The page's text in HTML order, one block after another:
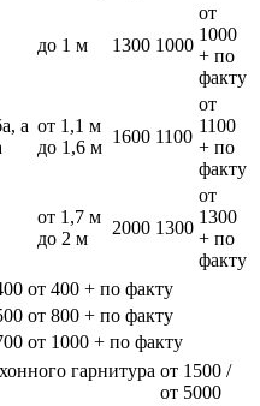
а
до 1 м 1300 1000
от
1000
+ по
факту
от 1,1 м
до 1,6 м
1600 1100
от
1100
+ по
факту
от 1,7 м
до 2 м
2000 1300
от
1300
+ по
факту
от 400 + по факту
от 800 + по факту
от 1000 + по факту
гарнитура от 1500 /
от 5000